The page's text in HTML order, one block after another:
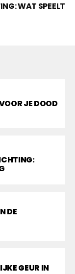
WAT SPEELT
JE DOOD
DE
GEUR IN